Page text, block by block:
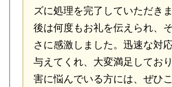
ズに処理を完了していただき
後は何度もお礼を伝えられ、
さに感激しました。迅速な対
与えてくれ、大変満足してお
害に悩んでいる方には、ぜひ